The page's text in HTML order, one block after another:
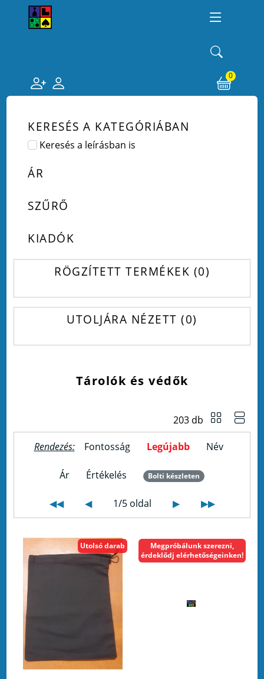
0
KERESÉS A KATEGÓRIÁBAN
Keresés a leírásban is
ÁR
SZŰRŐ
KIADÓK
RÖGZÍTETT TERMÉKEK 0
UTOLJÁRA NÉZETT 0
Tárolók és védők
203 db
Rendezés: Fontosság Legújabb Név
Ár Értékelés Bolti készleten
◀◀ ◀ 1/5 oldal ▶ ▶▶
Utolsó darab
Megpróbálunk szerezni,
érdeklődj elérhetőségeinken!